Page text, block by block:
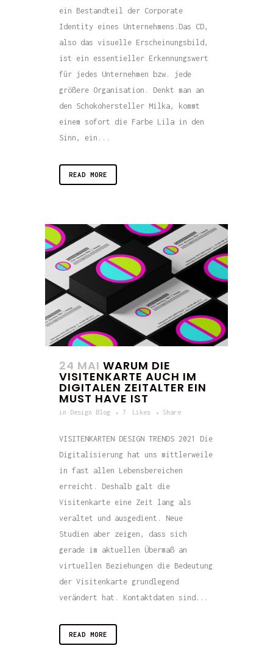
ein Bestandteil der Corporate
Identity eines Unternehmens.Das CD,
also das visuelle Erscheinungsbild,
ist ein essentieller Erkennungswert
für jedes Unternehmen bzw. jede
größere Organisation. Denkt man an
den Schokohersteller Milka, kommt
einem sofort die Farbe Lila in den
Sinn, ein...
READ MORE
24 MAI WARUM DIE
VISITENKARTE AUCH IM
DIGITALEN ZEITALTER EIN
MUST HAVE IST
in Design Blog 7 Likes Share
VISITENKARTEN DESIGN TRENDS 2021 Die
Digitalisierung hat uns mittlerweile
in fast allen Lebensbereichen
erreicht. Deshalb galt die
Visitenkarte eine Zeit lang als
veraltet und ausgedient. Neue
Studien aber zeigen, dass sich
gerade im aktuellen Übermaß an
virtuellen Beziehungen die Bedeutung
der Visitenkarte grundlegend
verändert hat. Kontaktdaten sind...
READ MORE